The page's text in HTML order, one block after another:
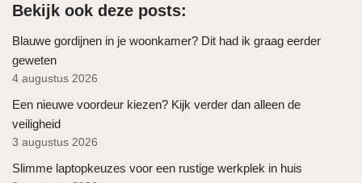
Bekijk ook deze posts:
Blauwe gordijnen in je woonkamer? Dit had ik graag eerder
geweten
4 augustus 2026
Een nieuwe voordeur kiezen? Kijk verder dan alleen de
veiligheid
3 augustus 2026
Slimme laptopkeuzes voor een rustige werkplek in huis